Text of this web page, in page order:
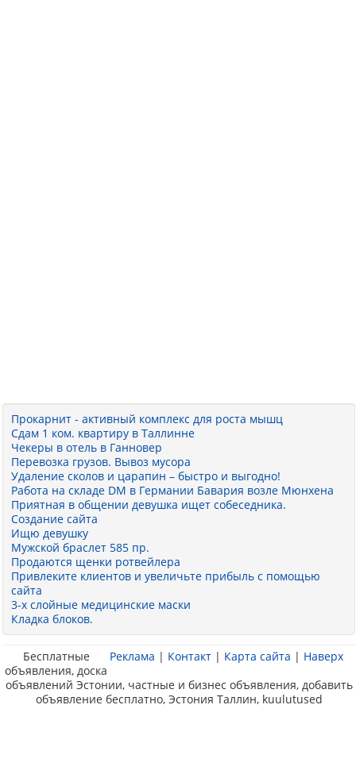
Прокарнит - активный комплекс для роста мышц
Сдам 1 ком. квартиру в Таллинне
Чекеры в отель в Ганновер
Перевозка грузов. Вывоз мусора
Удаление сколов и царапин – быстро и выгодно!
Работа на складе DM в Германии Бавария возле Мюнхена
Приятная в общении девушка ищет собеседника.
Создание сайта
Ищю девушку
Мужской браслет 585 пр.
Продаются щенки ротвейлера
Привлеките клиентов и увеличьте прибыль с помощью
сайта
3-x слойные медицинские маски
Кладка блоков.
Реклама | Контакт | Карта сайта | Наверх
Бесплатные
объявления, доска
объявлений Эстонии, частные и бизнес объявления, добавить
объявление бесплатно, Эстония Таллин, kuulutused